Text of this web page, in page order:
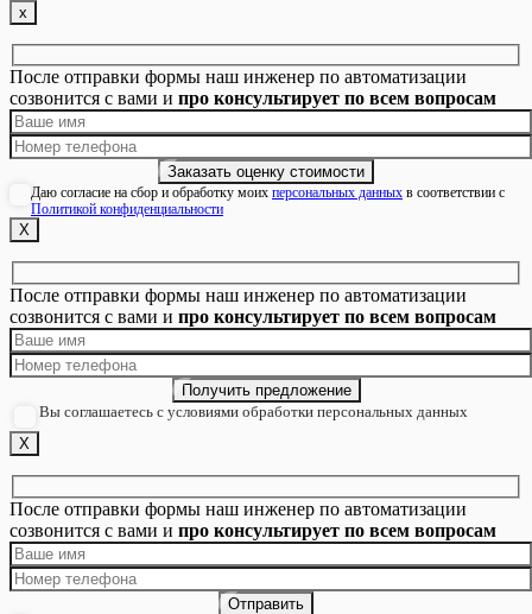
х
После отправки формы наш инженер по автоматизации
созвонится с вами и про консультирует по всем вопросам
Даю согласие на сбор и обработку моих персональных данных в соответствии с
Политикой конфиденциальности
Х
После отправки формы наш инженер по автоматизации
созвонится с вами и про консультирует по всем вопросам
Вы соглашаетесь с условиями обработки персональных данных
Х
После отправки формы наш инженер по автоматизации
созвонится с вами и про консультирует по всем вопросам